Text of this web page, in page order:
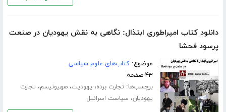
دانلود کتاب امپراطوری ابتذال: نگاهی به نقش یهودیان در صنعت
پرسود فحشا
موضوع:کتاب‌های علوم سیاسی
۴۳ صفحه
برچسب‌ها: تجارت برده، یهودیت،صهیونیسم، تجارت
یهودیان، سیاست اسرائیل